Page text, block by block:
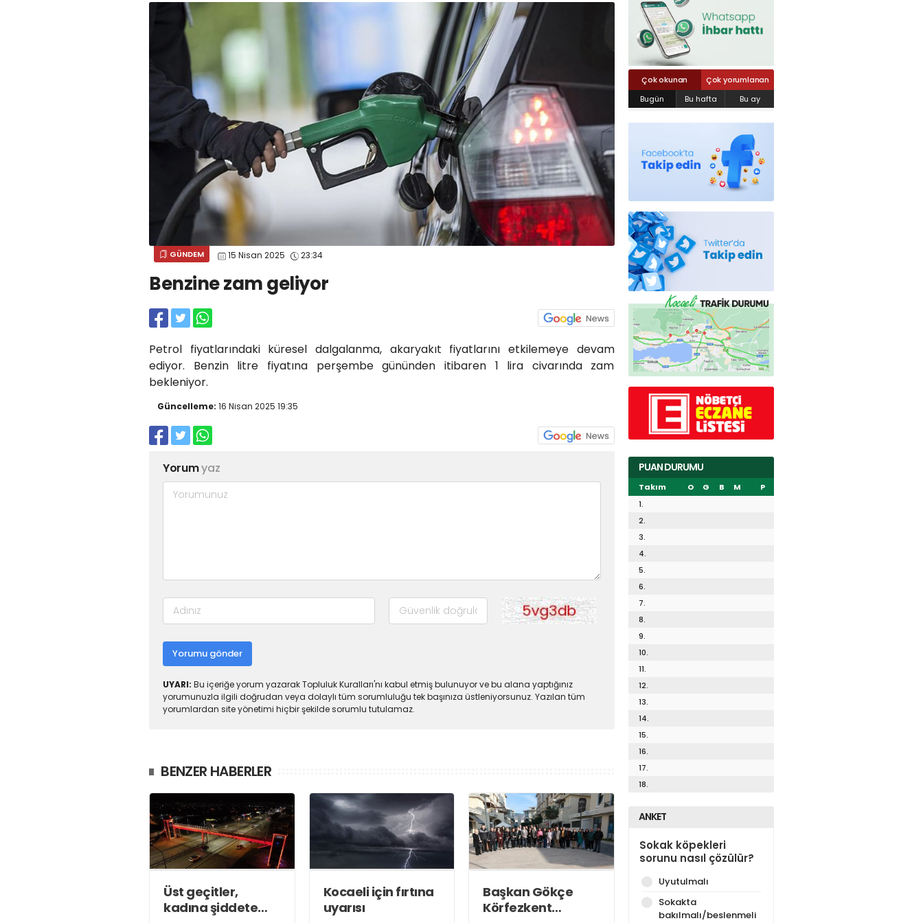
GÜNDEM 15 Nisan 2025 23:34
Benzine zam geliyor
Petrol fiyatlarındaki küresel dalgalanma, akaryakıt fiyatlarını etkilemeye devam
ediyor. Benzin litre fiyatına perşembe gününden itibaren 1 lira civarında zam
bekleniyor.
Güncelleme: 16 Nisan 2025 19:35
Yorumyaz
Yorumu gönder
UYARI: Bu içeriğe yorum yazarak Topluluk Kuralları'nı kabul etmiş bulunuyor ve bu alana yaptığınız
yorumunuzla ilgili doğrudan veya dolaylı tüm sorumluluğu tek başınıza üstleniyorsunuz. Yazılan tüm
yorumlardan site yönetimi hiçbir şekilde sorumlu tutulamaz.
BENZER HABERLER
Üst geçitler,
kadına şiddete
Kocaeli için fırtına
uyarısı
Başkan Gökçe
Körfezkent
Çok okunan
Çok yorumlanan
Bugün
Bu hafta Bu ay
PUAN DURUMU
Takım O G B M
P
1.
2.
3.
4.
5.
6.
7.
8.
9.
10.
11.
12.
13.
14.
15.
16.
17.
18.
ANKET
Sokak köpekleri
sorunu nasıl çözülür?
Uyutulmalı
Sokakta
bakılmalı/beslenmeli
Yahya Kaptan Mahallesi Akkavaklar
kocaelisokak@gmail.com